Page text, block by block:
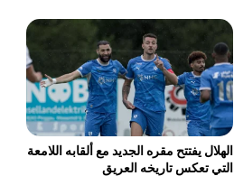
الهلال يفتتح مقره الجديد مع ألقابه اللامعة
التي تعكس تاريخه العريق